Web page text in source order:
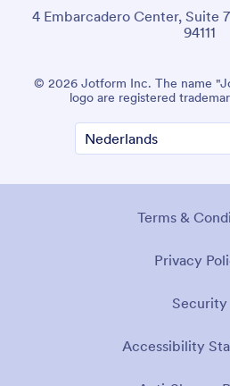
4 Embarcadero Center, Suite
94111
© 2026 Jotform Inc. The name
logo are registered
Terms &
Privacy
Security
Accessibility